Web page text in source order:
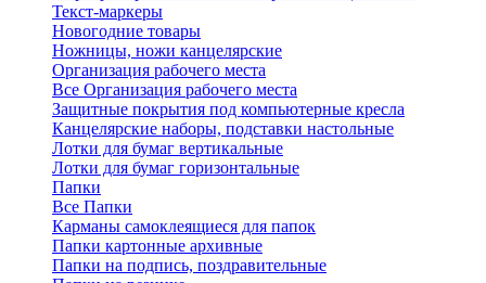
Текст-маркеры
Новогодние товары
Ножницы, ножи канцелярские
Организация рабочего места
Все Организация рабочего места
Защитные покрытия под компьютерные кресла
Канцелярские наборы, подставки настольные
Лотки для бумаг вертикальные
Лотки для бумаг горизонтальные
Папки
Все Папки
Карманы самоклеящиеся для папок
Папки картонные архивные
Папки на подпись, поздравительные